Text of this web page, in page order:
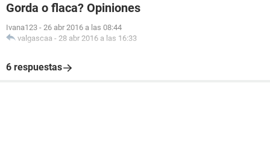
Gorda o flaca? Opiniones
Ivana123 - 26 abr 2016 a las 08:44
valgascaa - 28 abr 2016 a las 16:33
6 respuestas